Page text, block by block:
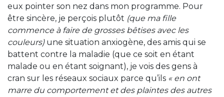
eux pointer son nez dans mon programme. Pour
être sincère, je perçois plutôt (que ma fille
commence à faire de grosses bêtises avec les
couleurs)une situation anxiogène, des amis qui se
battent contre la maladie (que ce soit en étant
malade ou en étant soignant), je vois des gens à
cran sur les réseaux sociaux parce qu’ils « en ont
marre du comportement et des plaintes des autres